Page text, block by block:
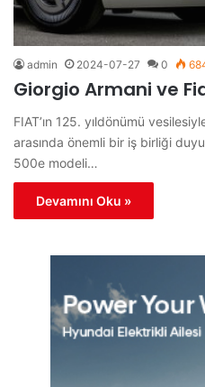
admin 2024-07-27 0
Giorgio Armani ve
FIAT’ın 125. yıldönümü
arasında önemli bir iş birliği
500e modeli…
Devamını Oku »